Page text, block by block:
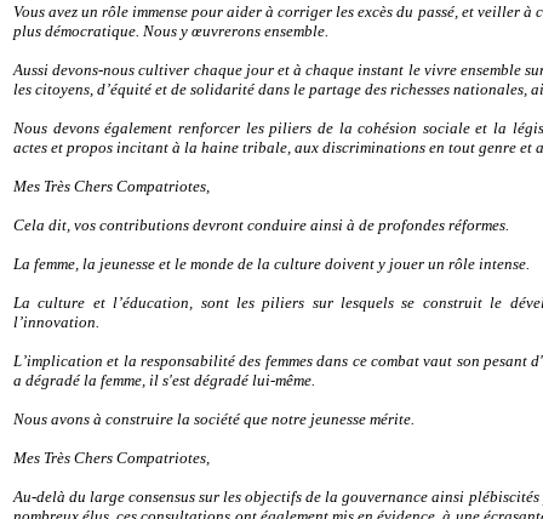
Vous avez un rôle immense pour aider à corriger les excès du passé, et veiller à
plus démocratique. Nous y œuvrerons ensemble.
Aussi devons-nous cultiver chaque jour et à chaque instant le vivre ensemble
les citoyens, d’équité et de solidarité dans le partage des richesses nationales,
Nous devons également renforcer les piliers de la cohésion sociale et la
actes et propos incitant à la haine tribale, aux discriminations en tout genre et
Mes Très Chers Compatriotes,
Cela dit, vos contributions devront conduire ainsi à de profondes réformes.
La femme, la jeunesse et le monde de la culture doivent y jouer un rôle intense.
La culture et l’éducation, sont les piliers sur lesquels se construit le
l’innovation.
L’implication et la responsabilité des femmes dans ce combat vaut son pesant
a dégradé la femme, il s'est dégradé lui-même.
Nous avons à construire la société que notre jeunesse mérite.
Mes Très Chers Compatriotes,
Au-delà du large consensus sur les objectifs de la gouvernance ainsi